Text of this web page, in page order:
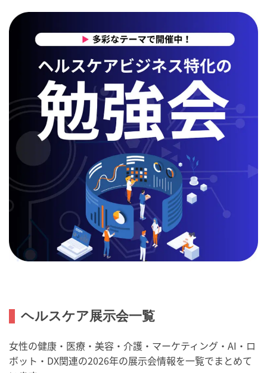
ヘルスケア展示会一覧
女性の健康・医療・美容・介護・マーケティング・AI・ロ
ボット・DX関連の2026年の展示会情報を一覧でまとめて